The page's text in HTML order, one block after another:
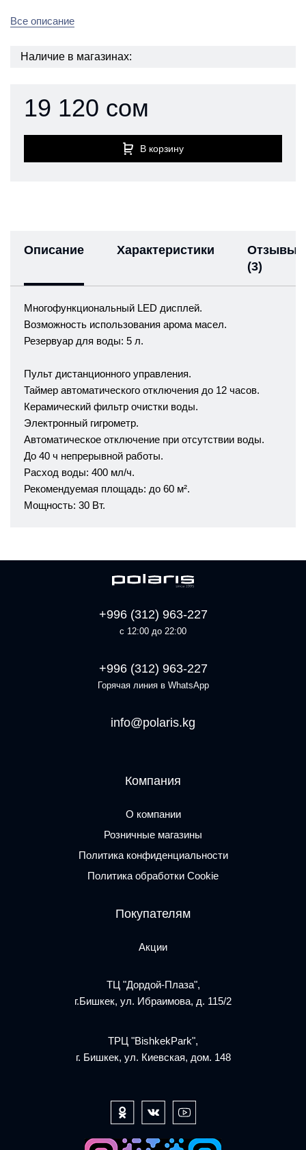
Все описание
Наличие в магазинах:
19 120 сом
В корзину
Описание Характеристики
Отзывы
(3)
Многофункциональный LED дисплей.
Возможность использования арома масел.
Резервуар для воды: 5 л.
Пульт дистанционного управления.
Таймер автоматического отключения до 12 часов.
Керамический фильтр очистки воды.
Электронный гигрометр.
Автоматическое отключение при отсутствии воды.
До 40 ч непрерывной работы.
Расход воды: 400 мл/ч.
Рекомендуемая площадь: до 60 м².
Мощность: 30 Вт.
+996 (312) 963-227
с 12:00 до 22:00
+996 (312) 963-227
Горячая линия в WhatsApp
info@polaris.kg
Компания
О компании
Розничные магазины
Политика конфиденциальности
Политика обработки Cookie
Покупателям
Акции
ТЦ "Дордой-Плаза",
г.Бишкек, ул. Ибраимова, д. 115/2
ТРЦ "BishkekPark",
г. Бишкек, ул. Киевская, дом. 148